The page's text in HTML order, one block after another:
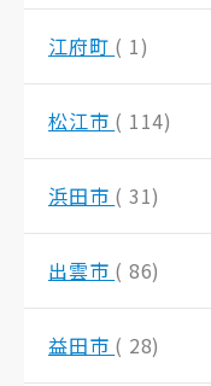
江府町 ( 1)
松江市 ( 114)
浜田市 ( 31)
出雲市 ( 86)
益田市 ( 28)